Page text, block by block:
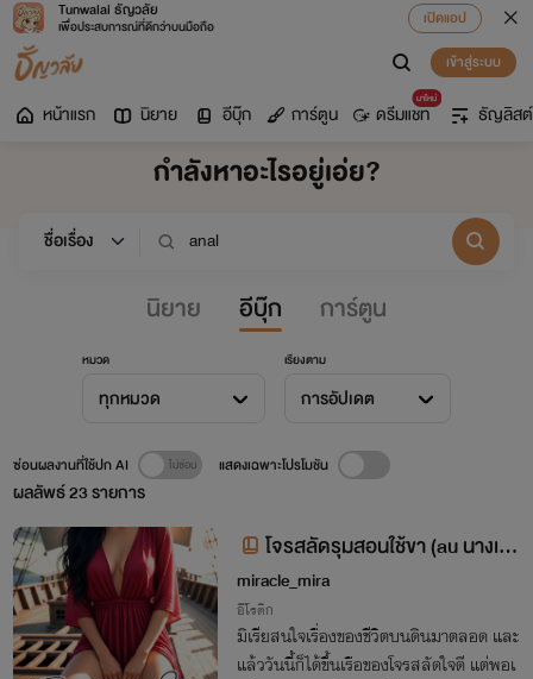
Tunwalai ธัญวลัย
เพื่อประสบการณ์ที่ดีกว่าบนมือถือ
เปิดแอป
เข้าสู่ระบบ
หน้าแรก นิยาย อีบุ๊ก การ์ตูน
มาใหม่
ดรีมแชท ธัญลิสต์
กำลังหาอะไรอยู่เอ่ย?
นิยาย อีบุ๊ก การ์ตูน
หมวด
ทุกหมวด
เรียงตาม
การอัปเดต
ผลลัพธ์23รายการ
ซ่อนผลงานที่ใช้ปก AI แสดงเฉพาะโปรโมชัน
โจรสลัดรุมสอนใช้ขา (au นางเงือ
ก)
miracle_mira
อีโรติก
มิเรียสนใจเรื่องของชีวิตบนดินมาตลอด และ
แล้ววันนี้ก็ได้ขึ้นเรือของโจรสลัดใจดี แต่พอเ